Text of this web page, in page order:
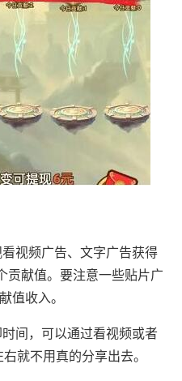
视频广告、文字广告获得
贡献值。要注意一些贴片广
值收入。
间，可以通过看视频或者
就不用真的分享出去。